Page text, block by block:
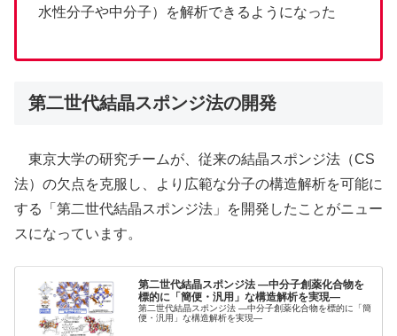
水性分子や中分子）を解析できるようになった
第二世代結晶スポンジ法の開発
東京大学の研究チームが、従来の結晶スポンジ法（CS
法）の欠点を克服し、より広範な分子の構造解析を可能に
する「第二世代結晶スポンジ法」を開発したことがニュー
スになっています。
第二世代結晶スポンジ法 ―中分子創薬化合物を
標的に「簡便・汎用」な構造解析を実現―
第二世代結晶スポンジ法 ―中分子創薬化合物を標的に「簡
便・汎用」な構造解析を実現―